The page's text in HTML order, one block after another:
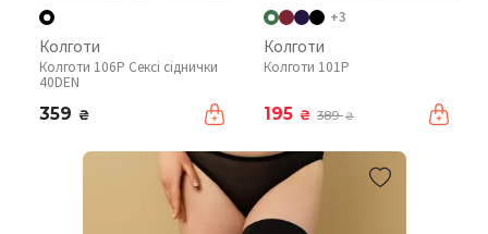
Колготи
Колготи 106P Сексі сіднички
40DEN
359 ₴
+3
Колготи
Колготи 101P
195 ₴ 389₴